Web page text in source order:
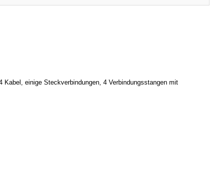
einige Steckverbindungen, 4 Verbindungsstangen mit